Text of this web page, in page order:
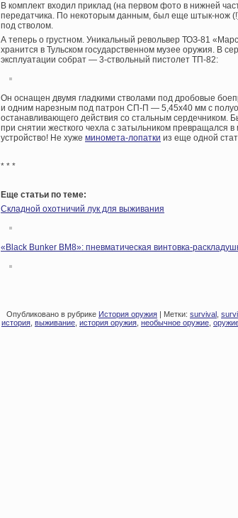
В комплект входил приклад (на первом фото в нижней
передатчика. По некоторым данным, был еще штык-нож
под стволом.
А теперь о грустном. Уникальный револьвер ТОЗ-81
хранится в Тульском государственном музее оружия. В
эксплуатации собрат — 3-ствольный пистолет ТП-82:
Он оснащен двумя гладкими стволами под дробовые
и одним нарезным под патрон СП-П — 5,45х40 мм с
останавливающего действия со стальным
при снятии жесткого чехла с затыльником превращался
устройство! Не хуже миномета-лопатки из еще одной
* * *
Еще статьи по теме:
Складной охотничий лук для выживания
«Black Bunker BM8»: пневматическая винтовка-
Опубликовано в рубрике История оружия | Метки: survival
история выживание история оружия необычное оружие